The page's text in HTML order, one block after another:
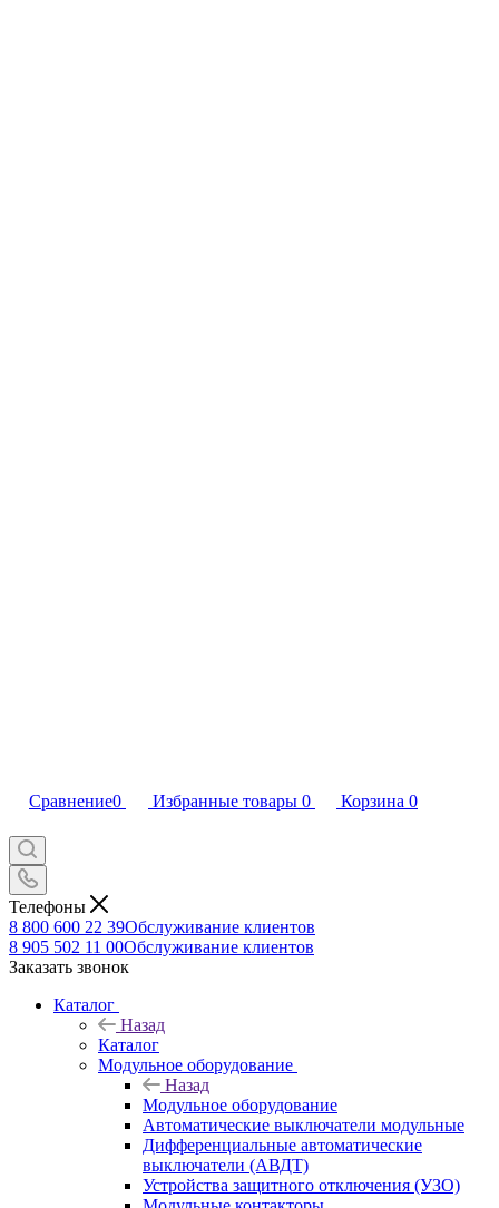
Сравнение0 Избранные товары 0 Корзина 0
Телефоны
8 800 600 22 39Обслуживание клиентов
8 905 502 11 00Обслуживание клиентов
Заказать звонок
Каталог
Назад
Каталог
Модульное оборудование
Назад
Модульное оборудование
Автоматические выключатели модульные
Дифференциальные автоматические
выключатели (АВДТ)
Устройства защитного отключения (УЗО)